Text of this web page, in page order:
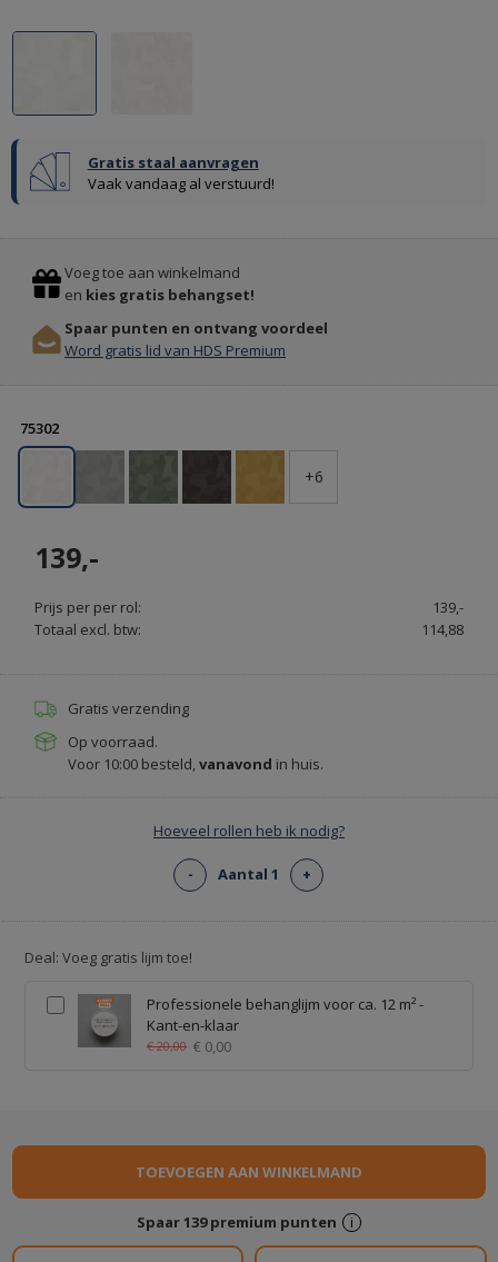
Gratis staal aanvragen
Vaak vandaag al verstuurd!
ALLES
VOOR
UW
WONING
ONLINE
Previous
Stop
Voeg toe aan winkelmand
en kies gratis behangset!
Spaar punten en ontvang voordeel
Word gratis lid van HDS Premium
75302
+6
139,-
Prijs per per rol:
139,-
Totaal excl. btw:
114,88
Gratis verzending
Op voorraad.
Voor 10:00 besteld,vanavond in huis.
Hoeveel rollen heb ik nodig?
- Aantal 1 +
Deal: Voeg gratis lijm toe!
Professionele behanglijm voor ca. 12 m² -
Kant-en-klaar
€ 20,00 € 0,00
Spaar139premium punten i